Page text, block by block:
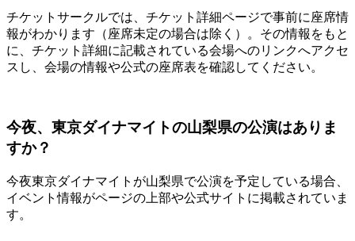
チケットサークルでは、チケット詳細ページで事前に座席情
報がわかります（座席未定の場合は除く）。その情報をもと
に、チケット詳細に記載されている会場へのリンクへアクセ
スし、会場の情報や公式の座席表を確認してください。
今夜、東京ダイナマイトの山梨県の公演はありま
すか？
今夜東京ダイナマイトが山梨県で公演を予定している場合、
イベント情報がページの上部や公式サイトに掲載されていま
す。